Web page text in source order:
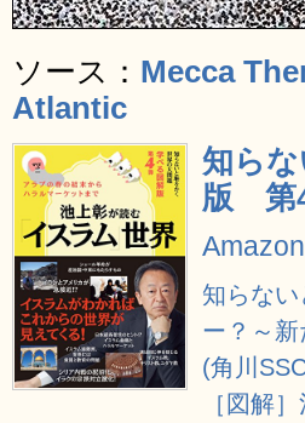
ソース： Mecca
Atlantic
知ら
版 第
知らな
ー？～
(角川
［図解